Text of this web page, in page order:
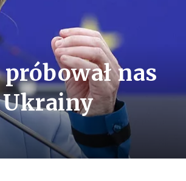
nas